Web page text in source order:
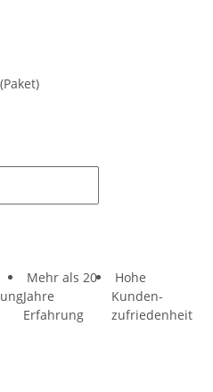
(Paket)
Mehr als 20
Jahre
Erfahrung
Hohe
Kunden-
zufriedenheit